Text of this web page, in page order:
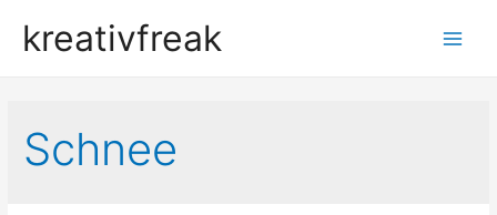
kreativfreak
Schnee